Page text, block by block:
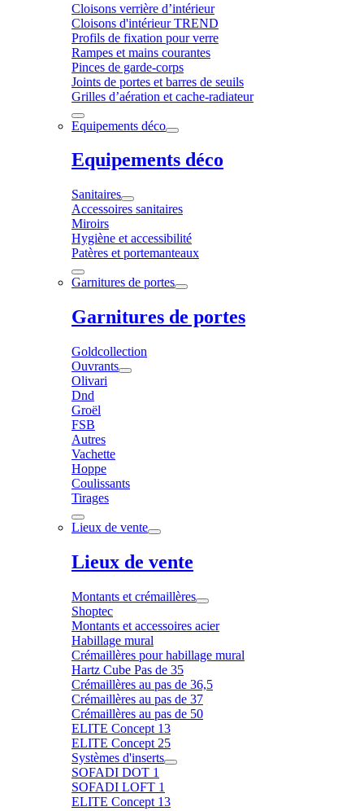
Cloisons verrière d’intérieur
Cloisons d'intérieur TREND
Profils de fixation pour verre
Rampes et mains courantes
Pinces de garde-corps
Joints de portes et barres de seuils
Grilles d’aération et cache-radiateur
Equipements déco
Equipements déco
Sanitaires
Accessoires sanitaires
Miroirs
Hygiène et accessibilité
Patères et portemanteaux
Garnitures de portes
Garnitures de portes
Goldcollection
Ouvrants
Olivari
Dnd
Groël
FSB
Autres
Vachette
Hoppe
Coulissants
Tirages
Lieux de vente
Lieux de vente
Montants et crémaillères
Shoptec
Montants et accessoires acier
Habillage mural
Crémaillères pour habillage mural
Hartz Cube Pas de 35
Crémaillères au pas de 36,5
Crémaillères au pas de 37
Crémaillères au pas de 50
ELITE Concept 13
ELITE Concept 25
Systèmes d'inserts
SOFADI DOT 1
SOFADI LOFT 1
ELITE Concept 13